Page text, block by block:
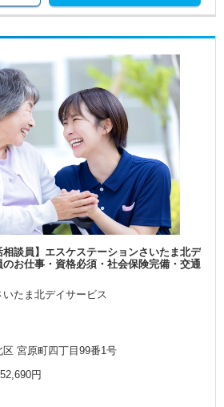
相談員】エスケステーションさいたま北デ
お仕事・資格必須・社会保険完備・交通
たま北デイサービス
宮原町四丁目99番1号
円